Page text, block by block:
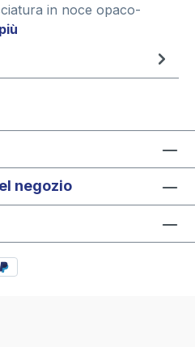
in noce opaco-
negozio